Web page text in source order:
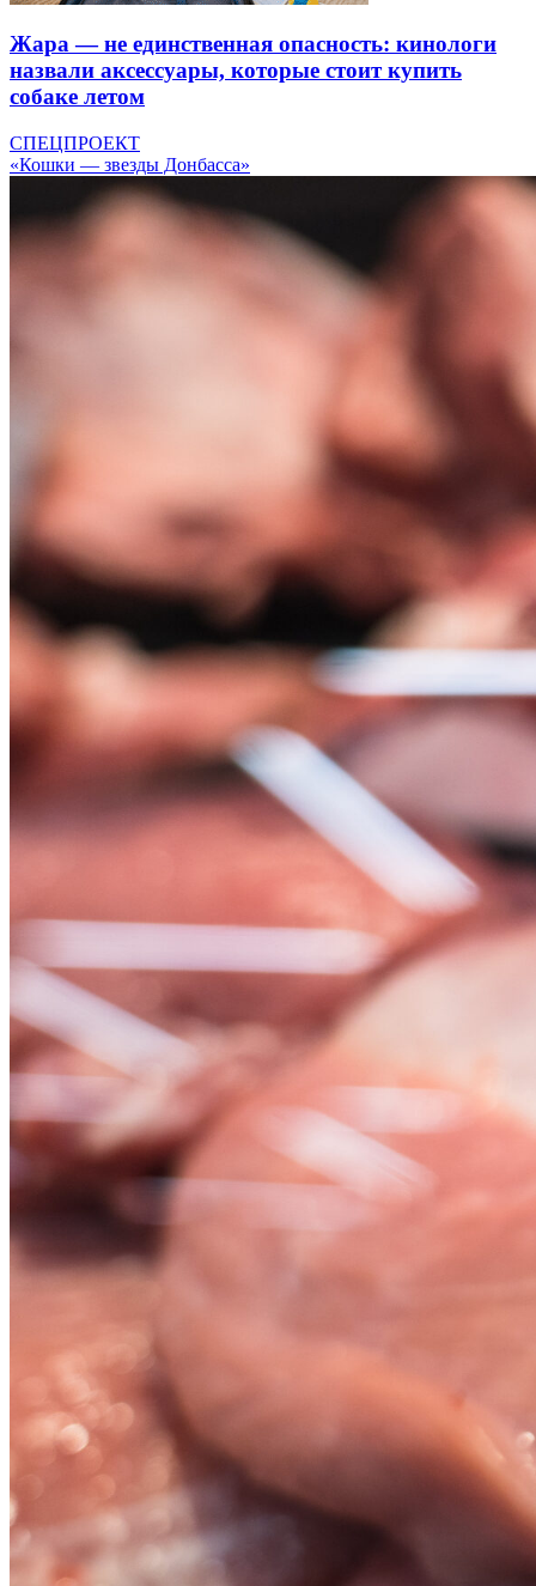
Жара — не единственная опасность: кинологи
назвали аксессуары, которые стоит купить
собаке летом
СПЕЦПРОЕКТ
«Кошки — звезды Донбасса»